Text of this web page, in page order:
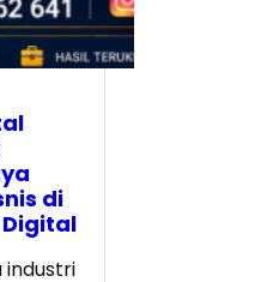
di
industri